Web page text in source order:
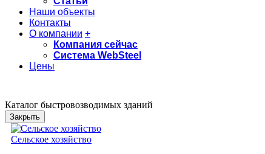
Наши объекты
Контакты
О компании +
Компания сейчас
Система WebSteel
Цены
Каталог быстровозводимых зданий
Закрыть
Сельское хозяйство